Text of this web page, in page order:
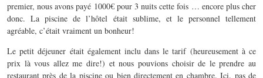
premier, nous avons payé 1000€ pour 3 nuits cette fois … encore plus cher
donc. La piscine de l’hôtel était sublime, et le personnel tellement
agréable, c’était vraiment un bonheur!
Le petit déjeuner était également inclu dans le tarif (heureusement à ce
prix là vous allez me dire!) et nous pouvions choisir de le prendre au
restaurant près de la piscine ou bien directement en chambre. Ici, pas de